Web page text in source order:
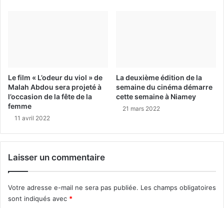
Le film « L’odeur du viol » de
Malah Abdou sera projeté à
l’occasion de la fête de la
femme
11 avril 2022
La deuxième édition de la
semaine du cinéma démarre
cette semaine à Niamey
21 mars 2022
Laisser un commentaire
Votre adresse e-mail ne sera pas publiée. Les champs obligatoires
sont indiqués avec *